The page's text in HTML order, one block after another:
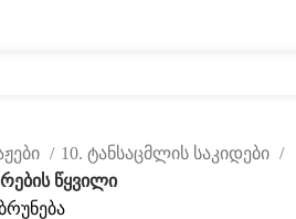
10. ტანსაცმლის საკიდები
წყვილი